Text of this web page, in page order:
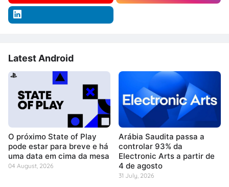
Latest Android
O próximo State of Play
pode estar para breve e há
uma data em cima da mesa
04 August, 2026
Arábia Saudita passa a
controlar 93% da
Electronic Arts a partir de
4 de agosto
31 July, 2026